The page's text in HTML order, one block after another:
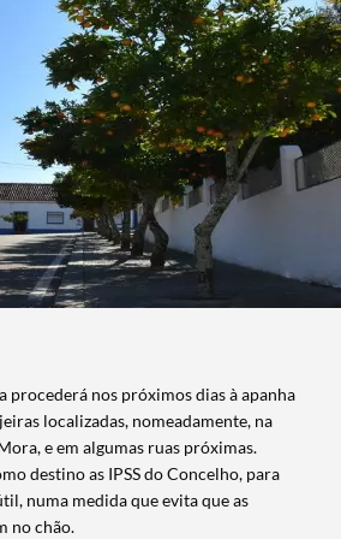
nos próximos dias à apanha
localizadas, nomeadamente, na
e em algumas ruas próximas.
destino as IPSS do Concelho, para
numa medida que evita que as
no chão.